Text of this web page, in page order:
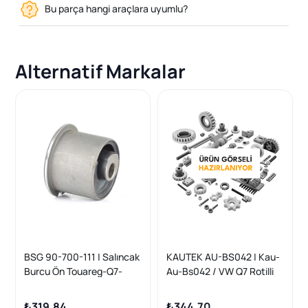
Bu parça hangi araçlara uyumlu?
Alternatif Markalar
BSG 90-700-111 | Salıncak
Burcu Ön Touareg-Q7-
KAUTEK AU-BS042 | Kau-
Au-Bs042 / VW Q7 Rotilli
7L0407182c